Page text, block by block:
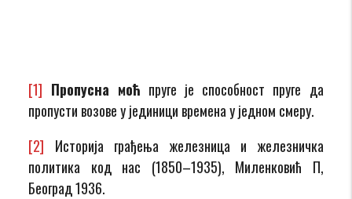
[1] Пропусна моћ пруге је способност пруге да
пропусти возове у јединици времена у једном смеру.
[2] Историја грађења железница и железничка
политика код нас (1850–1935), Миленковић П,
Београд 1936.